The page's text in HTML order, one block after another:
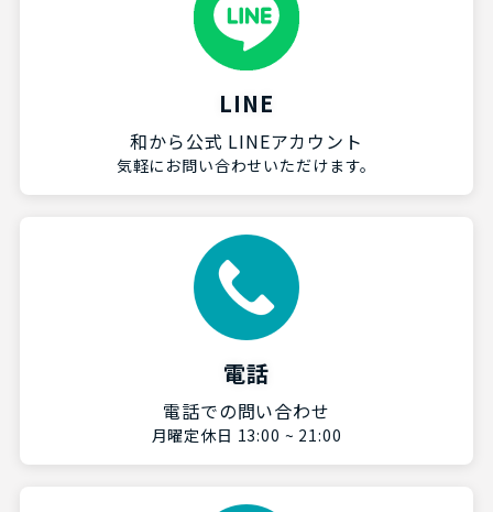
LINE
和から公式 LINEアカウント
気軽にお問い合わせいただけます。
電話
電話での問い合わせ
月曜定休日 13:00 ~ 21:00